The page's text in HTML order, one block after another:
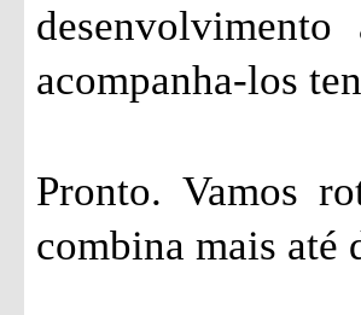
acompanha-los
Pronto. Vamos
combina mais até